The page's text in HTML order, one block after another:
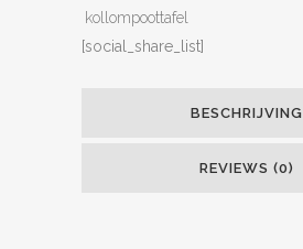
kollompoottafel
[social_share_list]
BESCHRIJVING
REVIEWS (0)